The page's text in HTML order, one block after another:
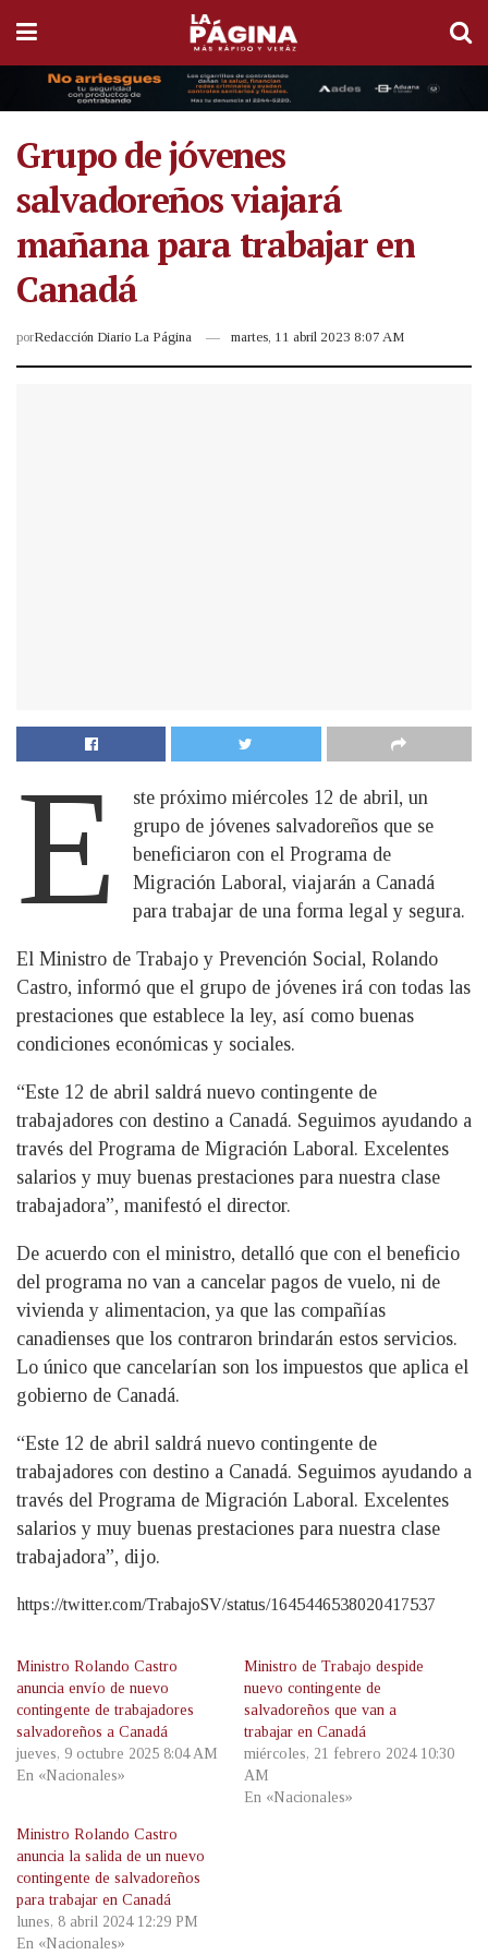
Grupo de jóvenes
salvadoreños viajará
mañana para trabajar en
Canadá
porRedacción Diario La Página martes, 11 abril 2023 8:07 AM
E
ste próximo miércoles 12 de abril, un
grupo de jóvenes salvadoreños que se
beneficiaron con el Programa de
Migración Laboral, viajarán a Canadá
para trabajar de una forma legal y segura.
El Ministro de Trabajo y Prevención Social, Rolando
Castro, informó que el grupo de jóvenes irá con todas las
prestaciones que establece la ley, así como buenas
condiciones económicas y sociales.
“Este 12 de abril saldrá nuevo contingente de
trabajadores con destino a Canadá. Seguimos ayudando a
través del Programa de Migración Laboral. Excelentes
salarios y muy buenas prestaciones para nuestra clase
trabajadora”, manifestó el director.
De acuerdo con el ministro, detalló que con el beneficio
del programa no van a cancelar pagos de vuelo, ni de
vivienda y alimentacion, ya que las compañías
canadienses que los contraron brindarán estos servicios.
Lo único que cancelarían son los impuestos que aplica el
gobierno de Canadá.
“Este 12 de abril saldrá nuevo contingente de
trabajadores con destino a Canadá. Seguimos ayudando a
través del Programa de Migración Laboral. Excelentes
salarios y muy buenas prestaciones para nuestra clase
trabajadora”, dijo.
https://twitter.com/TrabajoSV/status/1645446538020417537
Ministro Rolando Castro
anuncia envío de nuevo
contingente de trabajadores
salvadoreños a Canadá
jueves, 9 octubre 2025 8:04 AM
En «Nacionales»
Ministro de Trabajo despide
nuevo contingente de
salvadoreños que van a
trabajar en Canadá
miércoles, 21 febrero 2024 10:30
AM
En «Nacionales»
Ministro Rolando Castro
anuncia la salida de un nuevo
contingente de salvadoreños
para trabajar en Canadá
lunes, 8 abril 2024 12:29 PM
En «Nacionales»